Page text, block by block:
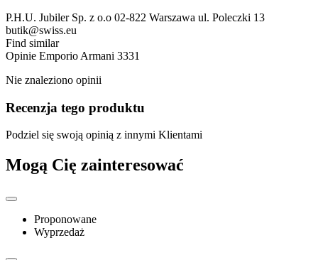
P.H.U. Jubiler Sp. z o.o 02-822 Warszawa ul. Poleczki 13
butik@swiss.eu
Find similar
Opinie Emporio Armani 3331
Nie znaleziono opinii
Recenzja tego produktu
Podziel się swoją opinią z innymi Klientami
Mogą Cię zainteresować
Proponowane
Wyprzedaż